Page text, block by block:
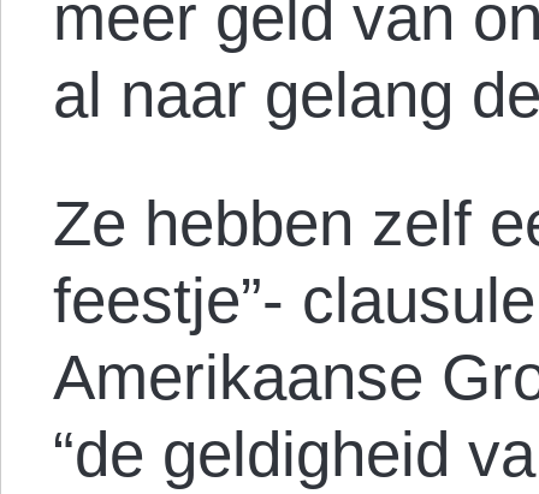
meer geld van
al naar gelang
Ze hebben zelf
feestje”-
Amerikaanse
“de geldigheid